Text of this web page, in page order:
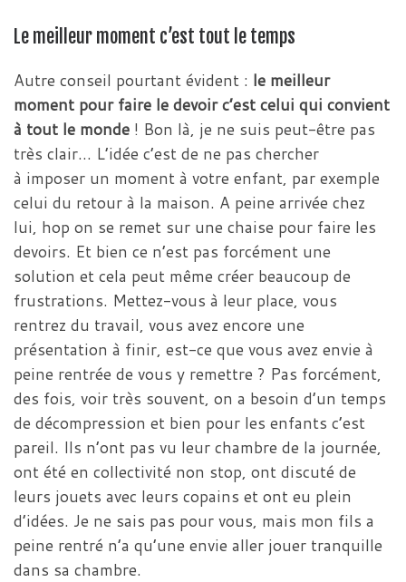
Le meilleur moment c’est tout le temps
Autre conseil pourtant évident : le meilleur
moment pour faire le devoir c’est celui qui convient
à tout le monde ! Bon là, je ne suis peut-être pas
très clair… L’idée c’est de ne pas chercher
à imposer un moment à votre enfant, par exemple
celui du retour à la maison. A peine arrivée chez
lui, hop on se remet sur une chaise pour faire les
devoirs. Et bien ce n’est pas forcément une
solution et cela peut même créer beaucoup de
frustrations. Mettez-vous à leur place, vous
rentrez du travail, vous avez encore une
présentation à finir, est-ce que vous avez envie à
peine rentrée de vous y remettre ? Pas forcément,
des fois, voir très souvent, on a besoin d’un temps
de décompression et bien pour les enfants c’est
pareil. Ils n’ont pas vu leur chambre de la journée,
ont été en collectivité non stop, ont discuté de
leurs jouets avec leurs copains et ont eu plein
d’idées. Je ne sais pas pour vous, mais mon fils a
peine rentré n’a qu’une envie aller jouer tranquille
dans sa chambre.